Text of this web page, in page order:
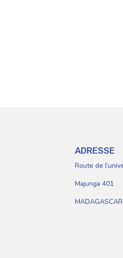
ADRESSE
Route de
Majunga 401
MADAGASCAR